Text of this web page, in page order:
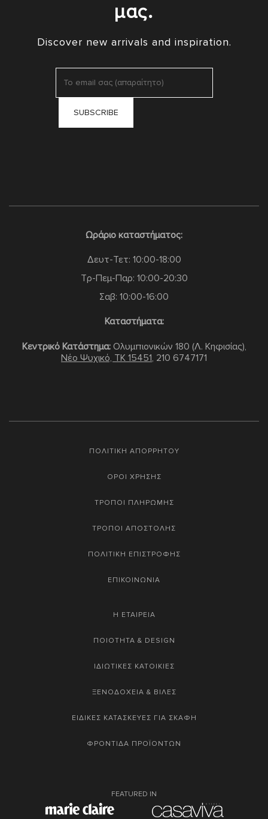
μας.
Discover new arrivals and inspiration.
Ωράριο καταστήματος:
Δευτ-Τετ: 10:00-18:00
Τρ-Πεμ-Παρ: 10:00-20:30
Σαβ: 10:00-16:00
Καταστήματα:
Κεντρικό Κατάστημα:Ολυμπιονικών 180 (Λ. Κηφισίας),
Νέο Ψυχικό, TK 15451, 210 6747171
ΠΟΛΙΤΙΚΗ ΑΠΟΡΡΗΤΟΥ
ΟΡΟΙ ΧΡΗΣΗΣ
ΤΡΟΠΟΙ ΠΛΗΡΩΜΗΣ
ΤΡΟΠΟΙ ΑΠΟΣΤΟΛΗΣ
ΠΟΛΙΤΙΚΗ ΕΠΙΣΤΡΟΦΗΣ
ΕΠΙΚΟΙΝΩΝΙΑ
Η ΕΤΑΙΡΕΙΑ
ΠΟΙΟΤΗΤΑ & DESIGN
ΙΔΙΩΤΙΚΕΣ ΚΑΤΟΙΚΙΕΣ
ΞΕΝΟΔΟΧΕΙΑ & ΒΙΛΕΣ
ΕΙΔΙΚΕΣ ΚΑΤΑΣΚΕΥΕΣ ΓΙΑ ΣΚΑΦΗ
ΦΡΟΝΤΙΔΑ ΠΡΟΪΟΝΤΩΝ
FEATURED IN